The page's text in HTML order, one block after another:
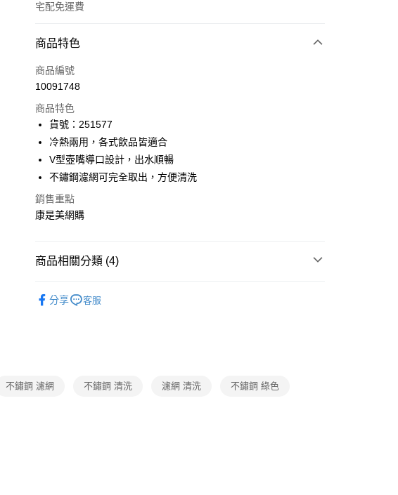
宅配免運費
付款方式
icash Pay
數位禮券
LINE Pay
Apple Pay
街口支付
運送方式
商品特色
商品編號
10091748
商品特色
貨號：251577
冷熱兩用，各式飲品皆適合
V型壺嘴導口設計，出水順暢
不鏽鋼濾網可完全取出，方便清洗
銷售重點
康是美網購
商品相關分類 (4)
分享 客服
不鏽鋼 濾網 不鏽鋼 清洗 濾網 清洗 不鏽鋼 綠色